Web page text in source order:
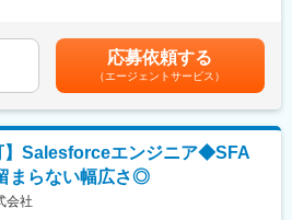
叶えられます。
「再発明」
、AI Agent を前提とした「業務プロセスの
デザインできる醍醐味があります。
める業務
集となり、顧客接点周りの領域（Sales／
のご経験がある方に対して、ご希望に応じ
のポジションで検討させていただきます。
以下いずれか
Unit…Digital Technology（Salesforce
から要件定義・導入展開・運用保守まで
を提供します。システム開発、運用・保守
業して行います。
があります。月給(月額)は固定手当を含めた
応募依頼する
（エージェントサービス）
】Salesforceエンジニア◆SFA
まらない幅広さ◎
会社